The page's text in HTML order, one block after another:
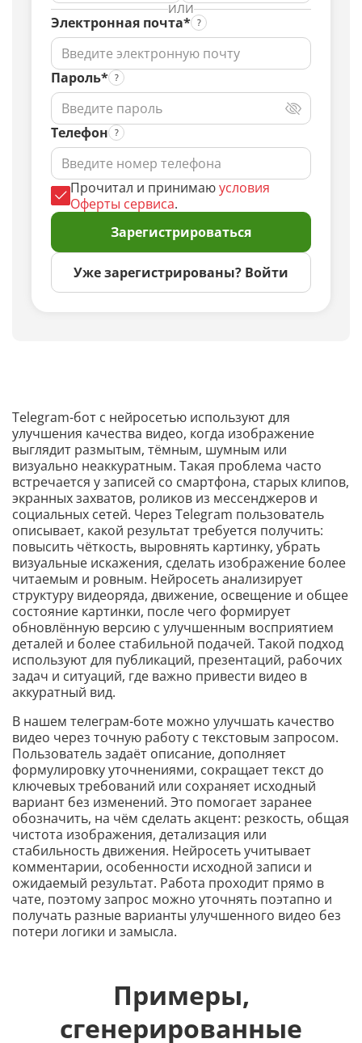
ИЛИ
Электронная почта*
Пароль*
Телефон
Прочитал и принимаюусловия
Оферты сервиса.
Зарегистрироваться
Уже зарегистрированы? Войти
Telegram-бот с нейросетью используют для
улучшения качества видео, когда изображение
выглядит размытым, тёмным, шумным или
визуально неаккуратным. Такая проблема часто
встречается у записей со смартфона, старых клипов,
экранных захватов, роликов из мессенджеров и
социальных сетей. Через Telegram пользователь
описывает, какой результат требуется получить:
повысить чёткость, выровнять картинку, убрать
визуальные искажения, сделать изображение более
читаемым и ровным. Нейросеть анализирует
структуру видеоряда, движение, освещение и общее
состояние картинки, после чего формирует
обновлённую версию с улучшенным восприятием
деталей и более стабильной подачей. Такой подход
используют для публикаций, презентаций, рабочих
задач и ситуаций, где важно привести видео в
аккуратный вид.
В нашем телеграм-боте можно улучшать качество
видео через точную работу с текстовым запросом.
Пользователь задаёт описание, дополняет
формулировку уточнениями, сокращает текст до
ключевых требований или сохраняет исходный
вариант без изменений. Это помогает заранее
обозначить, на чём сделать акцент: резкость, общая
чистота изображения, детализация или
стабильность движения. Нейросеть учитывает
комментарии, особенности исходной записи и
ожидаемый результат. Работа проходит прямо в
чате, поэтому запрос можно уточнять поэтапно и
получать разные варианты улучшенного видео без
потери логики и замысла.
Примеры,
сгенерированные